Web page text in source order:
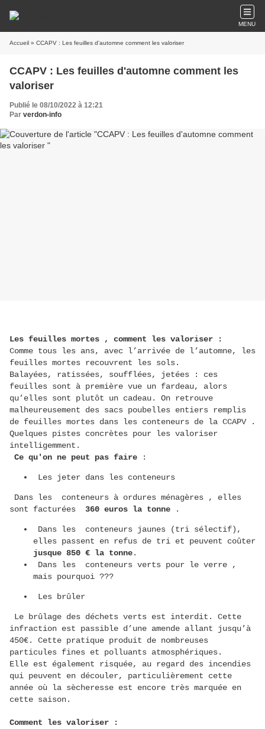
MENU
Accueil » CCAPV : Les feuilles d'automne comment les valoriser
CCAPV : Les feuilles d'automne comment les
valoriser
Publié le 08/10/2022 à 12:21
Par verdon-info
Les feuilles mortes , comment les valoriser :
Comme tous les ans, avec l’arrivée de l’automne, les
feuilles mortes recouvrent les sols.
Balayées, ratissées, soufflées, jetées : ces
feuilles sont à première vue un fardeau, alors
qu’elles sont plutôt un cadeau. On retrouve
malheureusement des sacs poubelles entiers remplis
de feuilles mortes dans les conteneurs de la CCAPV .
Quelques pistes concrètes pour les valoriser
intelligemment.
Ce qu'on ne peut pas faire :
Les jeter dans les conteneurs
Dans les conteneurs à ordures ménagères , elles
sont facturées 360 euros la tonne .
Dans les conteneurs jaunes (tri sélectif),
elles passent en refus de tri et peuvent coûter
jusque 850 € la tonne.
Dans les conteneurs verts pour le verre ,
mais pourquoi ???
Les brûler
Le brûlage des déchets verts est interdit. Cette
infraction est passible d’une amende allant jusqu’à
450€. Cette pratique produit de nombreuses
particules fines et polluants atmosphériques.
Elle est également risquée, au regard des incendies
qui peuvent en découler, particulièrement cette
année où la sècheresse est encore très marquée en
cette saison.
Comment les valoriser :